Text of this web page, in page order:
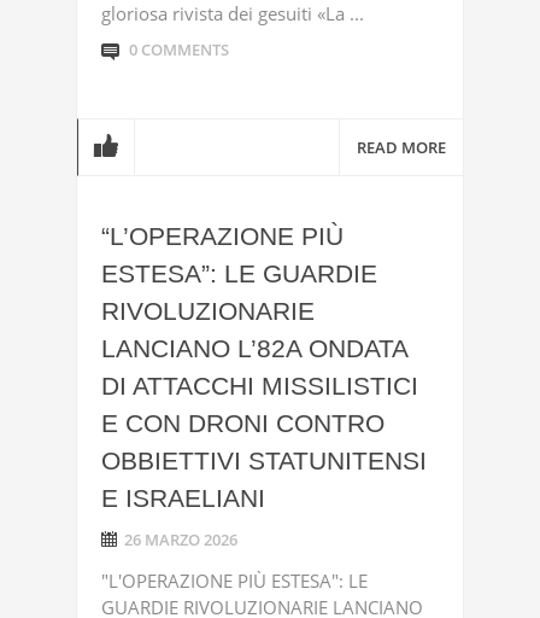
gloriosa rivista dei gesuiti «La ...
0 COMMENTS
READ MORE
“L’OPERAZIONE PIÙ
ESTESA”: LE GUARDIE
RIVOLUZIONARIE
LANCIANO L’82A ONDATA
DI ATTACCHI MISSILISTICI
E CON DRONI CONTRO
OBBIETTIVI STATUNITENSI
E ISRAELIANI
26 MARZO 2026
"L'OPERAZIONE PIÙ ESTESA": LE
GUARDIE RIVOLUZIONARIE LANCIANO